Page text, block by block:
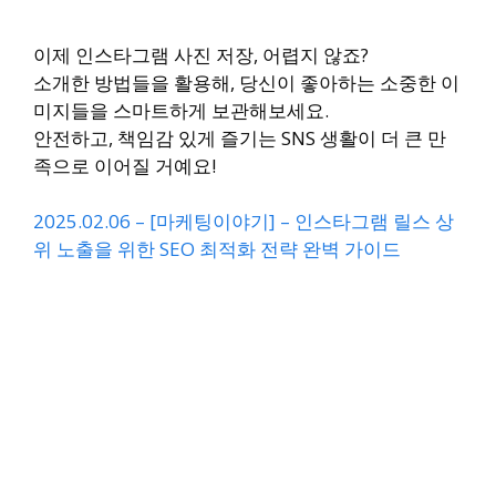
이제 인스타그램 사진 저장, 어렵지 않죠?
소개한 방법들을 활용해, 당신이 좋아하는 소중한 이
미지들을 스마트하게 보관해보세요.
안전하고, 책임감 있게 즐기는 SNS 생활이 더 큰 만
족으로 이어질 거예요!
2025.02.06 – [마케팅이야기] – 인스타그램 릴스 상
위 노출을 위한 SEO 최적화 전략 완벽 가이드